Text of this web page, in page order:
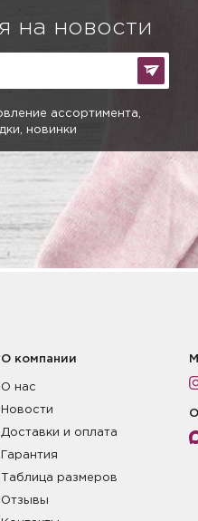
на новости
ассортимента,
новинки
О компании
О нас
Новости
Доставки и оплата
Гарантия
Таблица размеров
Отзывы